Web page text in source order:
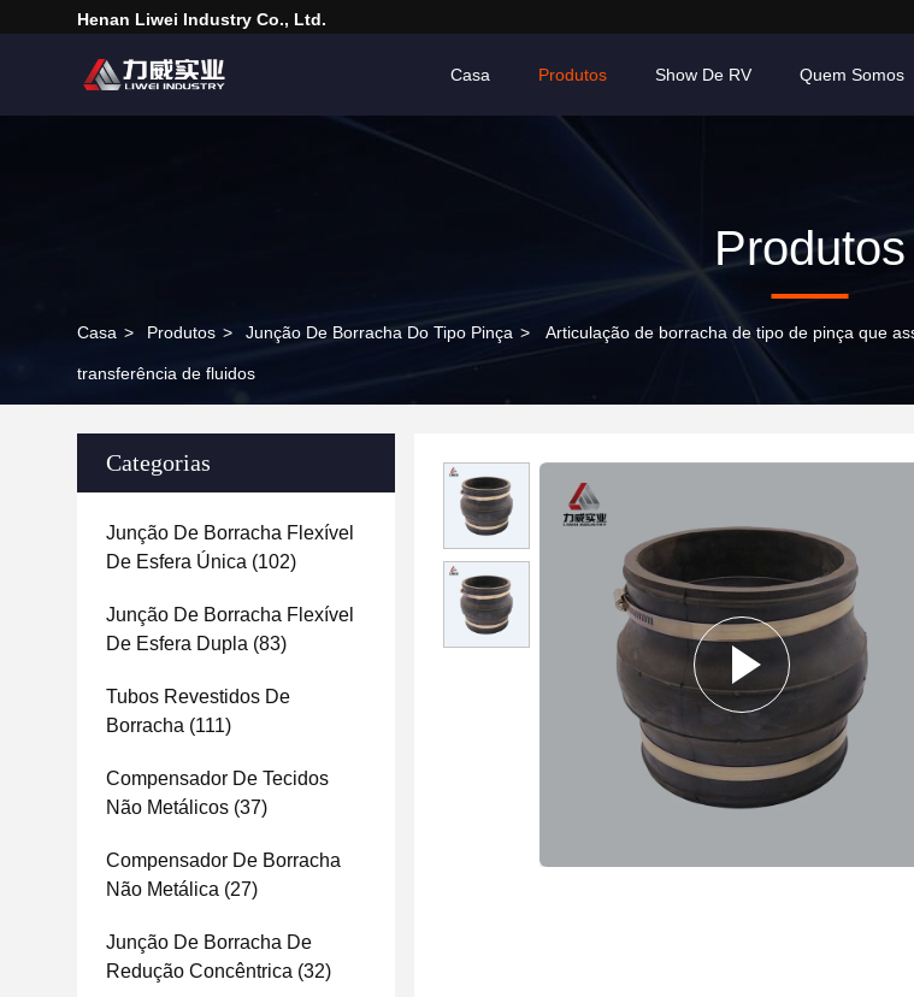
Henan Liwei Industry Co., Ltd.
Casa Produtos Show De RV Quem Somos
Produtos
Casa > Produtos > Junção De Borracha Do Tipo Pinça > Articulação de borracha de tipo de pinça que
transferência de fluidos
Categorias
Junção De Borracha Flexível
De Esfera Única (102)
Junção De Borracha Flexível
De Esfera Dupla (83)
Tubos Revestidos De
Borracha (111)
Compensador De Tecidos
Não Metálicos (37)
Compensador De Borracha
Não Metálica (27)
Junção De Borracha De
Redução Concêntrica (32)